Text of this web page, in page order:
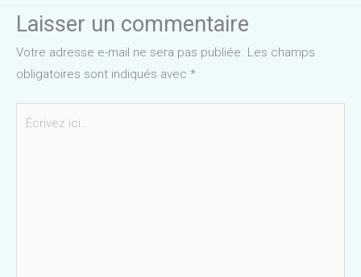
Laisser un commentaire
Votre adresse e-mail ne sera pas publiée. Les champs
obligatoires sont indiqués avec *
Écrivez